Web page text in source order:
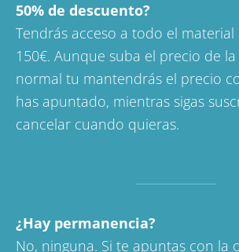
50% de descuento?
Tendrás acceso a todo el
150€. Aunque suba el precio de
normal tu mantendrás el precio
has apuntado, mientras sigas
cancelar cuando quieras.
¿Hay permanencia?
No, ninguna. Si te apuntas con la